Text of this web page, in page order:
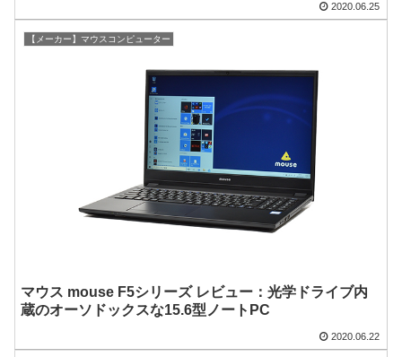
2020.06.25
【メーカー】マウスコンピューター
マウス mouse F5シリーズ レビュー：光学ドライブ内
蔵のオーソドックスな15.6型ノートPC
2020.06.22